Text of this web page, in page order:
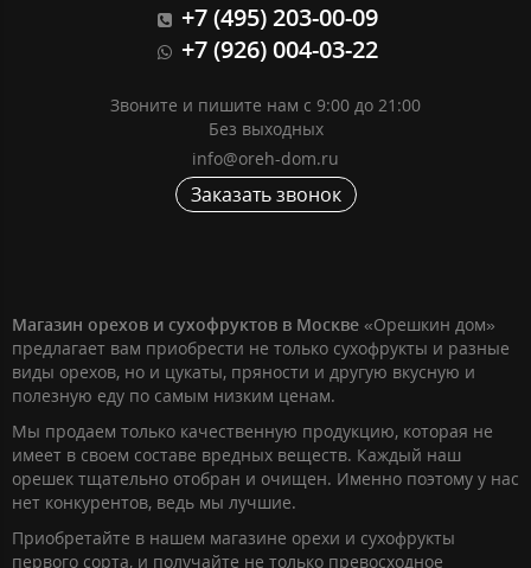
+7 (495) 203-00-09
+7 (926) 004-03-22
Звоните и пишите нам с 9:00 до 21:00
Без выходных
info@oreh-dom.ru
Заказать звонок
Магазин орехов и сухофруктов в Москве «Орешкин дом»
предлагает вам приобрести не только сухофрукты и разные
виды орехов, но и цукаты, пряности и другую вкусную и
полезную еду по самым низким ценам.
Мы продаем только качественную продукцию, которая не
имеет в своем составе вредных веществ. Каждый наш
орешек тщательно отобран и очищен. Именно поэтому у нас
нет конкурентов, ведь мы лучшие.
Приобретайте в нашем магазине орехи и сухофрукты
первого сорта, и получайте не только превосходное